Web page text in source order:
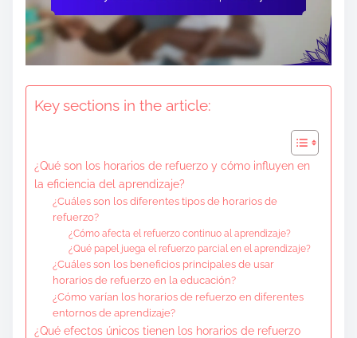
Key sections in the article:
¿Qué son los horarios de refuerzo y cómo influyen en
la eficiencia del aprendizaje?
¿Cuáles son los diferentes tipos de horarios de
refuerzo?
¿Cómo afecta el refuerzo continuo al aprendizaje?
¿Qué papel juega el refuerzo parcial en el aprendizaje?
¿Cuáles son los beneficios principales de usar
horarios de refuerzo en la educación?
¿Cómo varían los horarios de refuerzo en diferentes
entornos de aprendizaje?
¿Qué efectos únicos tienen los horarios de refuerzo